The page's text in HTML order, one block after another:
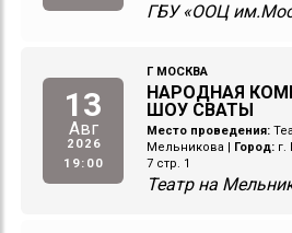
ГБУ «ООЦ
13
Авг
2026
19:00
Г МОСКВА
НАРОДНАЯ
ШОУ СВАТЫ
Место проведения:
Мельникова
Город: г.
7 стр. 1
Театр на